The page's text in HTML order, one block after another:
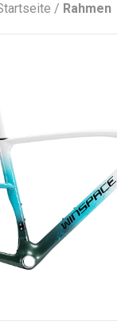
/ Rahmen